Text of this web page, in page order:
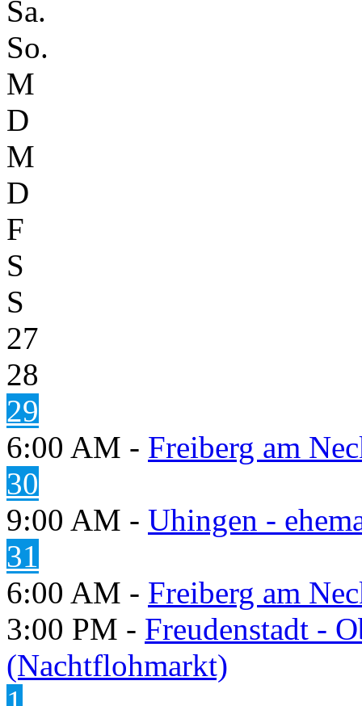
Sa.
So.
M
D
M
D
F
S
S
27
28
29
6:00 AM - Freiberg am
30
9:00 AM - Uhingen -
31
6:00 AM - Freiberg am
3:00 PM - Freudenstadt -
(Nachtflohmarkt)